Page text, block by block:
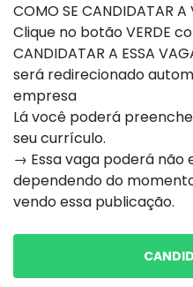
COMO SE CANDIDATAR A
Clique no botão VERDE
CANDIDATAR A ESSA
será redirecionado
empresa
Lá você poderá
seu currículo.
→ Essa vaga poderá não
dependendo do
vendo essa publicação.